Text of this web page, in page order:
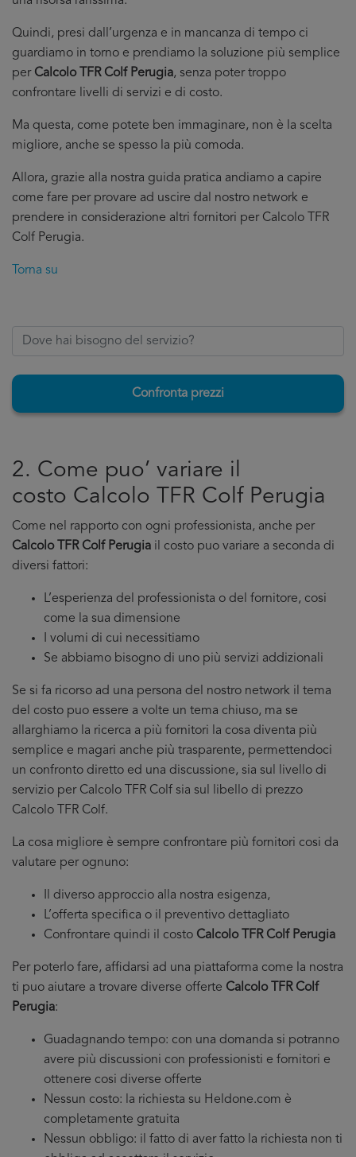
Quindi, presi dall’urgenza e in mancanza di tempo ci
guardiamo in torno e prendiamo la soluzione più semplice
per Calcolo TFR Colf Perugia, senza poter troppo
confrontare livelli di servizi e di costo.
Ma questa, come potete ben immaginare, non è la scelta
migliore, anche se spesso la più comoda.
Allora, grazie alla nostra guida pratica andiamo a capire
come fare per provare ad uscire dal nostro network e
prendere in considerazione altri fornitori per Calcolo TFR
Colf Perugia.
Torna su
Confronta prezzi
2. Come puo’ variare il
costo Calcolo TFR Colf Perugia
Come nel rapporto con ogni professionista, anche per
Calcolo TFR Colf Perugia il costo puo variare a seconda di
diversi fattori:
L’esperienza del professionista o del fornitore, cosi
come la sua dimensione
I volumi di cui necessitiamo
Se abbiamo bisogno di uno più servizi addizionali
Se si fa ricorso ad una persona del nostro network il tema
del costo puo essere a volte un tema chiuso, ma se
allarghiamo la ricerca a più fornitori la cosa diventa più
semplice e magari anche più trasparente, permettendoci
un confronto diretto ed una discussione, sia sul livello di
servizio per Calcolo TFR Colf sia sul libello di prezzo
Calcolo TFR Colf.
La cosa migliore è sempre confrontare più fornitori cosi da
valutare per ognuno:
Il diverso approccio alla nostra esigenza,
L’offerta specifica o il preventivo dettagliato
Confrontare quindi il costo Calcolo TFR Colf Perugia
Per poterlo fare, affidarsi ad una piattaforma come la nostra
ti puo aiutare a trovare diverse offerte Calcolo TFR Colf
Perugia:
Guadagnando tempo: con una domanda si potranno
avere più discussioni con professionisti e fornitori e
ottenere cosi diverse offerte
Nessun costo: la richiesta su Heldone.com è
completamente gratuita
Nessun obbligo: il fatto di aver fatto la richiesta non ti